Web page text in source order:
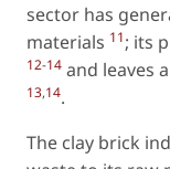
sector has
materials 11; its
12-14 and leaves
13,14.
The clay brick